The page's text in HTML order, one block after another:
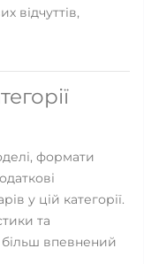
відчуттів,
формати
у цій категорії.
та
впевнений